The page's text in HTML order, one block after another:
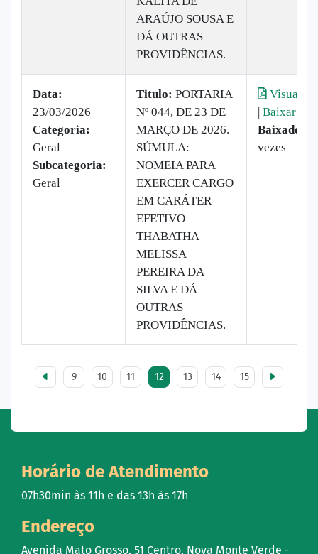
ARAÚJO SOUSA E
DÁ OUTRAS
PROVIDÊNCIAS.
Data:
23/03/2026
Categoria:
Geral
Subcategoria:
Geral
Titulo: PORTARIA
Nº 044, DE 23 DE
MARÇO DE 2026.
SÚMULA:
NOMEIA PARA
EXERCER CARGO
EM CARÁTER
EFETIVO
THABATHA
MELISSA
PEREIRA DA
SILVA E DÁ
OUTRAS
PROVIDÊNCIAS.
| Baixar
Baixado:
vezes
9 10 11 12 13 14 15
Horário de Atendimento
07h30min às 11h e das 13h às 17h
Endereço
Avenida Mato Grosso, 51 Centro, Nova Monte Verde -